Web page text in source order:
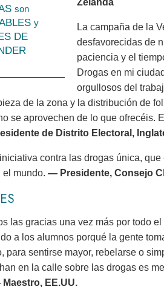
son
y
DE
La campaña de la
desfavorecidas de
paciencia y el
Drogas en mi
orgullosos del
de la zona y la distribución de
se aprovechen de lo que ofrecéis.
de Distrito Electoral,
contra las drogas única,
mundo. — Presidente, Consejo
las gracias una vez más por todo
a los alumnos porqué la gente
para sentirse mayor, rebelarse o
en la calle sobre las drogas es
EE.UU.